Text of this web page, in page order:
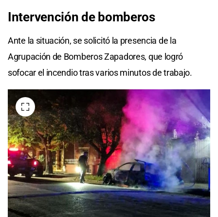
Intervención de bomberos
Ante la situación, se solicitó la presencia de la
Agrupación de Bomberos Zapadores, que logró
sofocar el incendio tras varios minutos de trabajo.